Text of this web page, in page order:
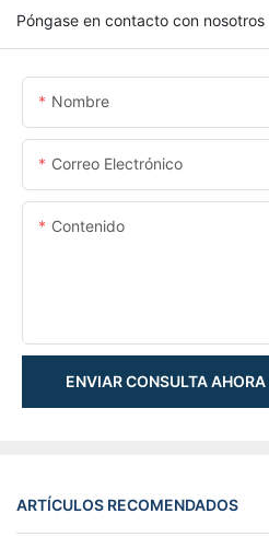
Póngase en contacto con nosotros
Nombre
Correo Electrónico
Contenido
ENVIAR CONSULTA AHORA
ARTÍCULOS RECOMENDADOS